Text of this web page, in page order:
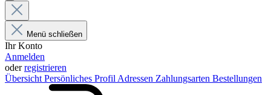
Menü schließen
Ihr Konto
Anmelden
oderregistrieren
Übersicht Persönliches Profil Adressen Zahlungsarten Bestellungen